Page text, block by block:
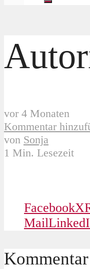
vor 4 Monaten
Kommentar
von Sonja
1 Min. Lesezeit
FacebookX
Mail